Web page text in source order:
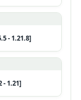
- 1.21.8]
- 1.21]